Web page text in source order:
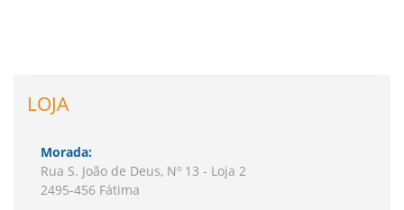
LOJA
Morada:
Rua S. João de Deus, Nº 13 - Loja 2
2495-456 Fátima